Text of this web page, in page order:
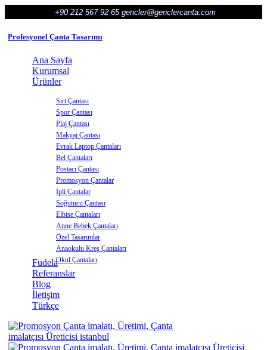
+90 212 567 92 65 gencler@genclercanta.com
Profesyonel Çanta Tasarımı
Ana Sayfa
Kurumsal
Ürünler
Sırt Çantası
Spor Çantası
Plaj Çantası
Makyaj Çantası
Evrak Laptop Çantaları
Bel Çantaları
Postacı Çantası
Promosyon Çantalar
İpli Çantalar
Soğutucu Çantası
Elbise Çantaları
Anne Bebek Çantaları
Özel Tasarımlar
Anaokulu Kreş Çantaları
Okul Çantaları
Fudela
Referanslar
Blog
İletişim
Türkçe